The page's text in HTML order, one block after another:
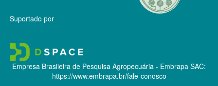
Suportado por
Empresa Brasileira de Pesquisa Agropecuária - Embrapa SAC:
https://www.embrapa.br/fale-conosco